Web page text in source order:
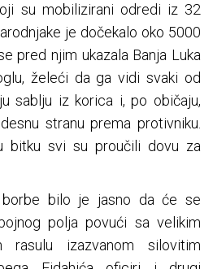
su mobilizirani odredi iz 32
je dočekalo oko 5000
pred njim ukazala Banja Luka
želeći da ga vidi svaki od
sablju iz korica i, po običaju,
stranu prema protivniku.
bitku svi su proučili dovu za
bilo je jasno da će se
polja povući sa velikim
rasulu izazvanom silovitim